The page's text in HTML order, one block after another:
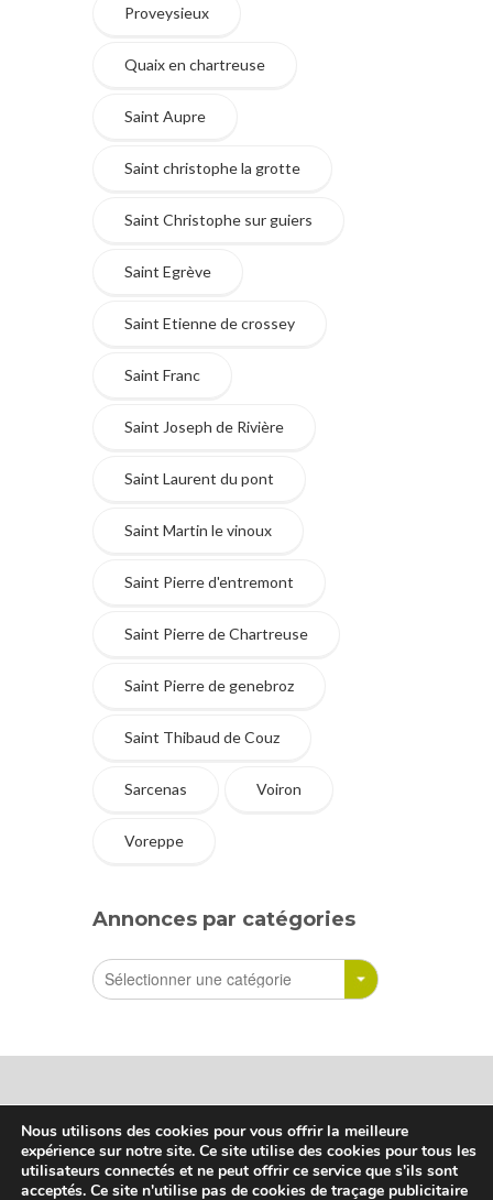
Proveysieux
Quaix en chartreuse
Saint Aupre
Saint christophe la grotte
Saint Christophe sur guiers
Saint Egrève
Saint Etienne de crossey
Saint Franc
Saint Joseph de Rivière
Saint Laurent du pont
Saint Martin le vinoux
Saint Pierre d'entremont
Saint Pierre de Chartreuse
Saint Pierre de genebroz
Saint Thibaud de Couz
Sarcenas Voiron
Voreppe
Annonces par catégories
Sharetreuse © Tous droits réservés
Nous utilisons des cookies pour vous offrir la meilleure
expérience sur notre site. Ce site utilise des cookies pour tous les
utilisateurs connectés et ne peut offrir ce service que s'ils sont
acceptés. Ce site n'utilise pas de cookies de traçage publicitaire